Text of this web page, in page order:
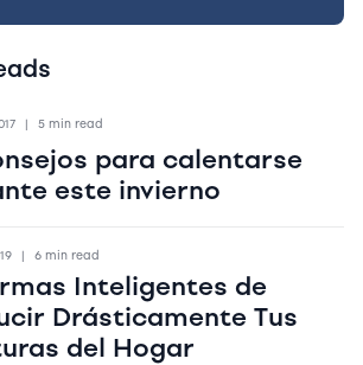
| 5 min read
para calentarse
este invierno
| 6 min read
Inteligentes de
Drásticamente Tus
del Hogar